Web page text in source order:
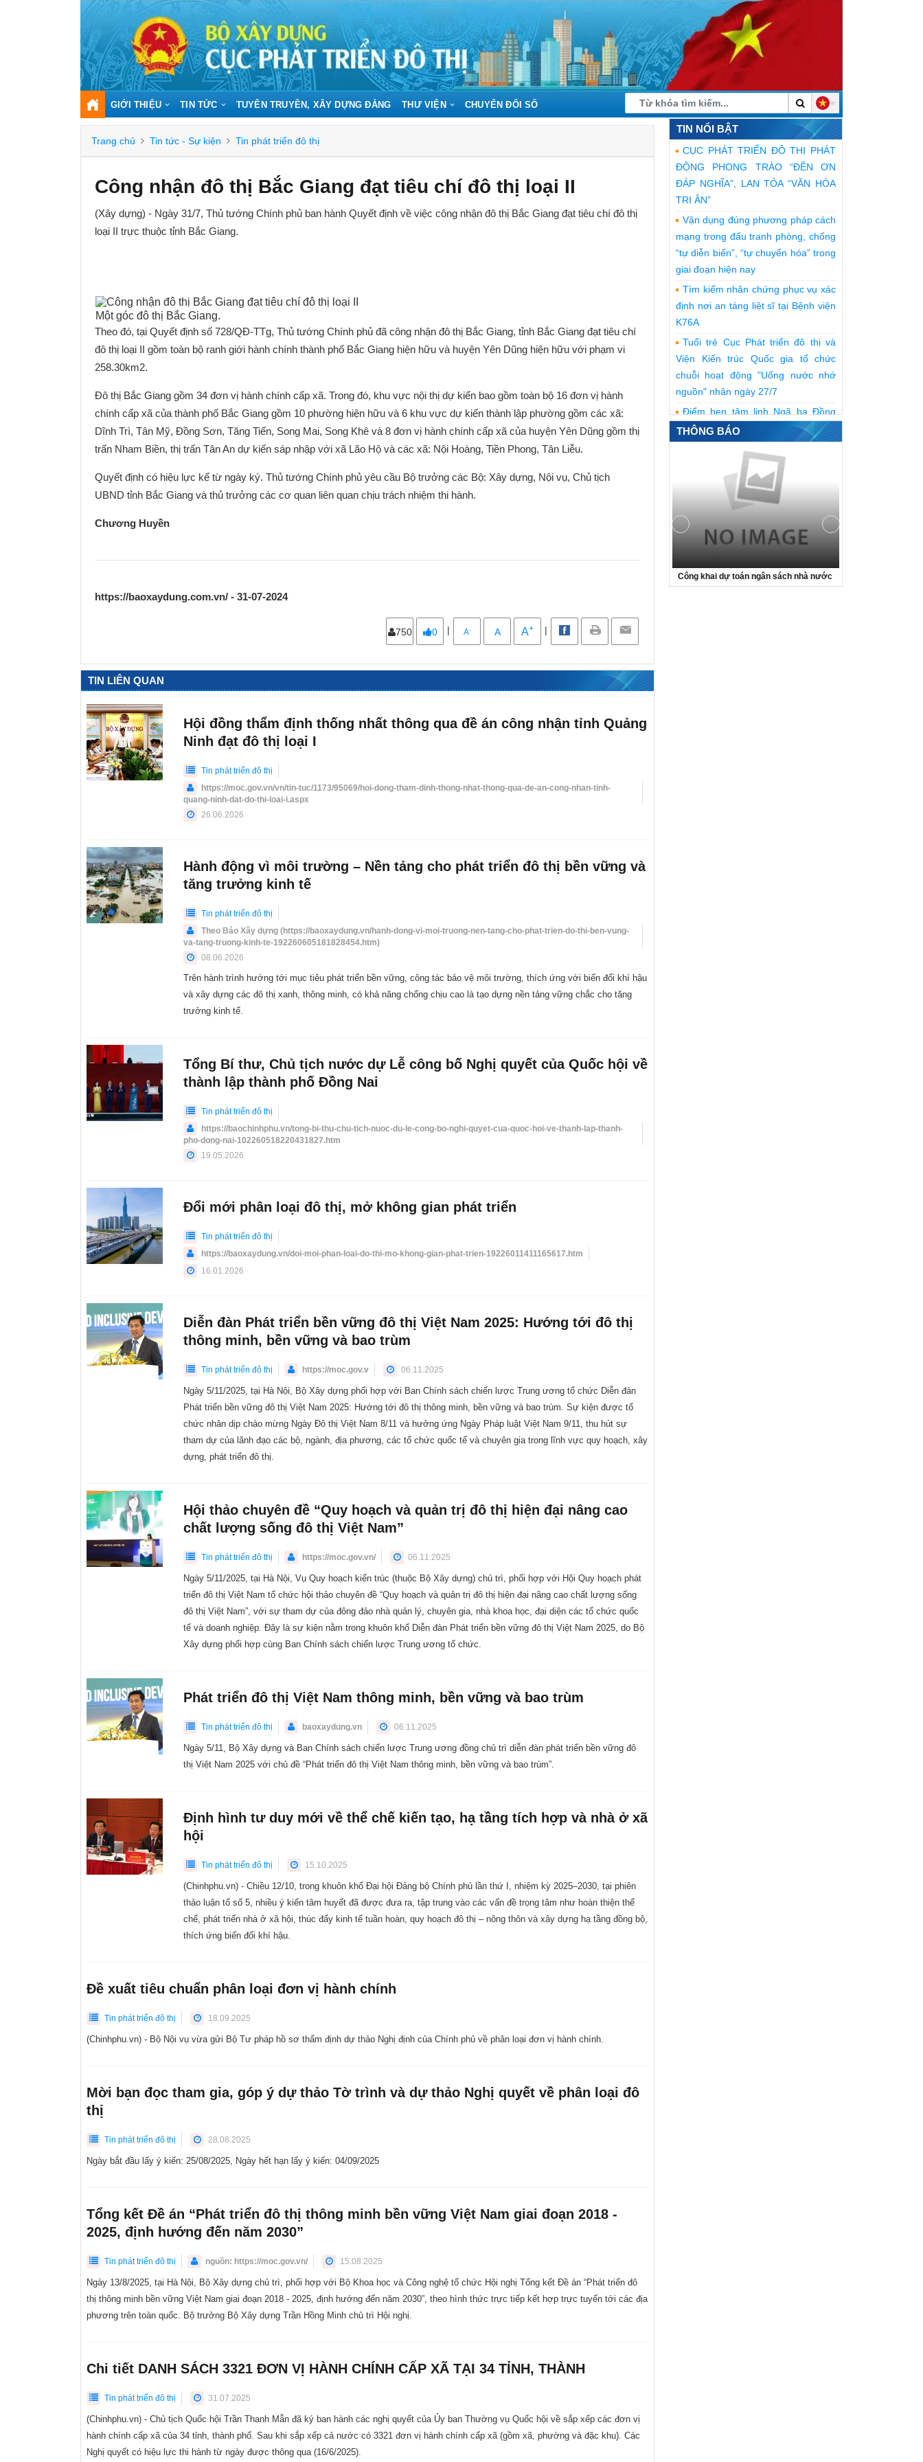
GIỚI THIỆU TIN TỨC TUYÊN TRUYỀN, XÂY DỰNG ĐẢNG THƯ VIỆN CHUYỂN ĐỔI SỐ
Trang chủ Tin tức - Sự kiện Tin phát triển đô thị
Công nhận đô thị Bắc Giang đạt tiêu chí đô thị loại II
(Xây dựng) - Ngày 31/7, Thủ tướng Chính phủ ban hành Quyết định về việc công nhận đô thị Bắc Giang đạt tiêu chí đô thị
loại II trực thuộc tỉnh Bắc Giang.
Một góc đô thị Bắc Giang.
Theo đó, tại Quyết định số 728/QĐ-TTg, Thủ tướng Chính phủ đã công nhận đô thị Bắc Giang, tỉnh Bắc Giang đạt tiêu chí
đô thị loại II gồm toàn bộ ranh giới hành chính thành phố Bắc Giang hiện hữu và huyện Yên Dũng hiện hữu với phạm vi
258.30km2.
Đô thị Bắc Giang gồm 34 đơn vị hành chính cấp xã. Trong đó, khu vực nội thị dự kiến bao gồm toàn bộ 16 đơn vị hành
chính cấp xã của thành phố Bắc Giang gồm 10 phường hiện hữu và 6 khu vực dự kiến thành lập phường gồm các xã:
Dĩnh Trì, Tân Mỹ, Đồng Sơn, Tăng Tiến, Song Mai, Song Khê và 8 đơn vị hành chính cấp xã của huyện Yên Dũng gồm thị
trấn Nham Biền, thị trấn Tân An dự kiến sáp nhập với xã Lão Hộ và các xã: Nội Hoàng, Tiền Phong, Tân Liễu.
Quyết định có hiệu lực kể từ ngày ký. Thủ tướng Chính phủ yêu cầu Bộ trưởng các Bộ: Xây dựng, Nội vụ, Chủ tịch
UBND tỉnh Bắc Giang và thủ trưởng các cơ quan liên quan chịu trách nhiệm thi hành.
Chương Huyền
https://baoxaydung.com.vn/ - 31-07-2024
750 0 | A- A A+ |
TIN LIÊN QUAN
Hội đồng thẩm định thống nhất thông qua đề án công nhận tỉnh Quảng
Ninh đạt đô thị loại I
Tin phát triển đô thị
https://moc.gov.vn/vn/tin-tuc/1173/95069/hoi-dong-tham-dinh-thong-nhat-thong-qua-de-an-cong-nhan-tinh-
quang-ninh-dat-do-thi-loai-i.aspx
26.06.2026
Hành động vì môi trường – Nền tảng cho phát triển đô thị bền vững và
tăng trưởng kinh tế
Tin phát triển đô thị
Theo Báo Xây dựng (https://baoxaydung.vn/hanh-dong-vi-moi-truong-nen-tang-cho-phat-trien-do-thi-ben-vung-
va-tang-truong-kinh-te-192260605181828454.htm)
08.06.2026
Trên hành trình hướng tới mục tiêu phát triển bền vững, công tác bảo vệ môi trường, thích ứng với biến đổi khí hậu
và xây dựng các đô thị xanh, thông minh, có khả năng chống chịu cao là tạo dựng nền tảng vững chắc cho tăng
trưởng kinh tế.
Tổng Bí thư, Chủ tịch nước dự Lễ công bố Nghị quyết của Quốc hội về
thành lập thành phố Đồng Nai
Tin phát triển đô thị
https://baochinhphu.vn/tong-bi-thu-chu-tich-nuoc-du-le-cong-bo-nghi-quyet-cua-quoc-hoi-ve-thanh-lap-thanh-
pho-dong-nai-102260518220431827.htm
19.05.2026
Đổi mới phân loại đô thị, mở không gian phát triển
Tin phát triển đô thị
https://baoxaydung.vn/doi-moi-phan-loai-do-thi-mo-khong-gian-phat-trien-19226011411165617.htm
16.01.2026
Diễn đàn Phát triển bền vững đô thị Việt Nam 2025: Hướng tới đô thị
thông minh, bền vững và bao trùm
Tin phát triển đô thị https://moc.gov.v 06.11.2025
Ngày 5/11/2025, tại Hà Nội, Bộ Xây dựng phối hợp với Ban Chính sách chiến lược Trung ương tổ chức Diễn đàn
Phát triển bền vững đô thị Việt Nam 2025: Hướng tới đô thị thông minh, bền vững và bao trùm. Sự kiện được tổ
chức nhân dịp chào mừng Ngày Đô thị Việt Nam 8/11 và hưởng ứng Ngày Pháp luật Việt Nam 9/11, thu hút sự
tham dự của lãnh đạo các bộ, ngành, địa phương, các tổ chức quốc tế và chuyên gia trong lĩnh vực quy hoạch, xây
dựng, phát triển đô thị.
Hội thảo chuyên đề “Quy hoạch và quản trị đô thị hiện đại nâng cao
chất lượng sống đô thị Việt Nam”
Tin phát triển đô thị https://moc.gov.vn/ 06.11.2025
Ngày 5/11/2025, tại Hà Nội, Vụ Quy hoạch kiến trúc (thuộc Bộ Xây dựng) chủ trì, phối hợp với Hội Quy hoạch phát
triển đô thị Việt Nam tổ chức hội thảo chuyên đề “Quy hoạch và quản trị đô thị hiện đại nâng cao chất lượng sống
đô thị Việt Nam”, với sự tham dự của đông đảo nhà quản lý, chuyên gia, nhà khoa học, đại diện các tổ chức quốc
tế và doanh nghiệp. Đây là sự kiện nằm trong khuôn khổ Diễn đàn Phát triển bền vững đô thị Việt Nam 2025, do Bộ
Xây dựng phối hợp cùng Ban Chính sách chiến lược Trung ương tổ chức.
Phát triển đô thị Việt Nam thông minh, bền vững và bao trùm
Tin phát triển đô thị baoxaydung.vn 06.11.2025
Ngày 5/11, Bộ Xây dựng và Ban Chính sách chiến lược Trung ương đồng chủ trì diễn đàn phát triển bền vững đô
thị Việt Nam 2025 với chủ đề “Phát triển đô thị Việt Nam thông minh, bền vững và bao trùm”.
Định hình tư duy mới về thể chế kiến tạo, hạ tầng tích hợp và nhà ở xã
hội
Tin phát triển đô thị 15.10.2025
(Chinhphu.vn) - Chiều 12/10, trong khuôn khổ Đại hội Đảng bộ Chính phủ lần thứ I, nhiệm kỳ 2025–2030, tại phiên
thảo luận tổ số 5, nhiều ý kiến tâm huyết đã được đưa ra, tập trung vào các vấn đề trọng tâm như hoàn thiện thể
chế, phát triển nhà ở xã hội, thúc đẩy kinh tế tuần hoàn, quy hoạch đô thị – nông thôn và xây dựng hạ tầng đồng bộ,
thích ứng biến đổi khí hậu.
Đề xuất tiêu chuẩn phân loại đơn vị hành chính
Tin phát triển đô thị 18.09.2025
(Chinhphu.vn) - Bộ Nội vụ vừa gửi Bộ Tư pháp hồ sơ thẩm định dự thảo Nghị định của Chính phủ về phân loại đơn vị hành chính.
Mời bạn đọc tham gia, góp ý dự thảo Tờ trình và dự thảo Nghị quyết về phân loại đô
thị
Tin phát triển đô thị 28.08.2025
Ngày bắt đầu lấy ý kiến: 25/08/2025, Ngày hết hạn lấy ý kiến: 04/09/2025
Tổng kết Đề án “Phát triển đô thị thông minh bền vững Việt Nam giai đoạn 2018 -
2025, định hướng đến năm 2030”
Tin phát triển đô thị nguồn: https://moc.gov.vn/ 15.08.2025
Ngày 13/8/2025, tại Hà Nội, Bộ Xây dựng chủ trì, phối hợp với Bộ Khoa học và Công nghệ tổ chức Hội nghị Tổng kết Đề án “Phát triển đô
thị thông minh bền vững Việt Nam giai đoạn 2018 - 2025, định hướng đến năm 2030”, theo hình thức trực tiếp kết hợp trực tuyến tới các địa
phương trên toàn quốc. Bộ trưởng Bộ Xây dựng Trần Hồng Minh chủ trì Hội nghị.
Chi tiết DANH SÁCH 3321 ĐƠN VỊ HÀNH CHÍNH CẤP XÃ TẠI 34 TỈNH, THÀNH
Tin phát triển đô thị 31.07.2025
(Chinhphu.vn) - Chủ tịch Quốc hội Trần Thanh Mẫn đã ký ban hành các nghị quyết của Ủy ban Thường vụ Quốc hội về sắp xếp các đơn vị
hành chính cấp xã của 34 tỉnh, thành phố. Sau khi sắp xếp cả nước có 3321 đơn vị hành chính cấp xã (gồm xã, phường và đặc khu). Các
Nghị quyết có hiệu lực thi hành từ ngày được thông qua (16/6/2025).
TIN NỔI BẬT
CỤC PHÁT TRIỂN ĐÔ THỊ PHÁT
ĐỘNG PHONG TRÀO “ĐỀN ƠN
ĐÁP NGHĨA”, LAN TỎA “VĂN HÓA
TRI ÂN”
Vận dụng đúng phương pháp cách
mạng trong đấu tranh phòng, chống
“tự diễn biến”, “tự chuyển hóa” trong
giai đoạn hiện nay
Tìm kiếm nhân chứng phục vụ xác
định nơi an táng liệt sĩ tại Bệnh viện
K76A
Tuổi trẻ Cục Phát triển đô thị và
Viện Kiến trúc Quốc gia tổ chức
chuỗi hoạt động "Uống nước nhớ
nguồn" nhân ngày 27/7
Điểm hẹn tâm linh Ngã ba Đồng
Lộc
sa mạc hóa và hạn hán năm 2026
Chung tay phục hồi đất, ngăn chặn
CÔNG KHAI QUYẾT TOÁN NGÂN
SÁCH NĂM 2025 CỦA TRUNG TÂM
PHÁT TRIỂN ĐÔ THỊ
CÔNG KHAI THỰC HIỆN DỰ
THÔNG BÁO
tại Trung tâm Thông tin, Hợp tác
chuyên viên chính
Công khai dự toán ngân sách nhà nước